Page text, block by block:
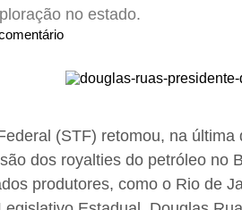
no estado.
(STF) retomou, na
dos royalties do petróleo no
produtores, como o Rio de